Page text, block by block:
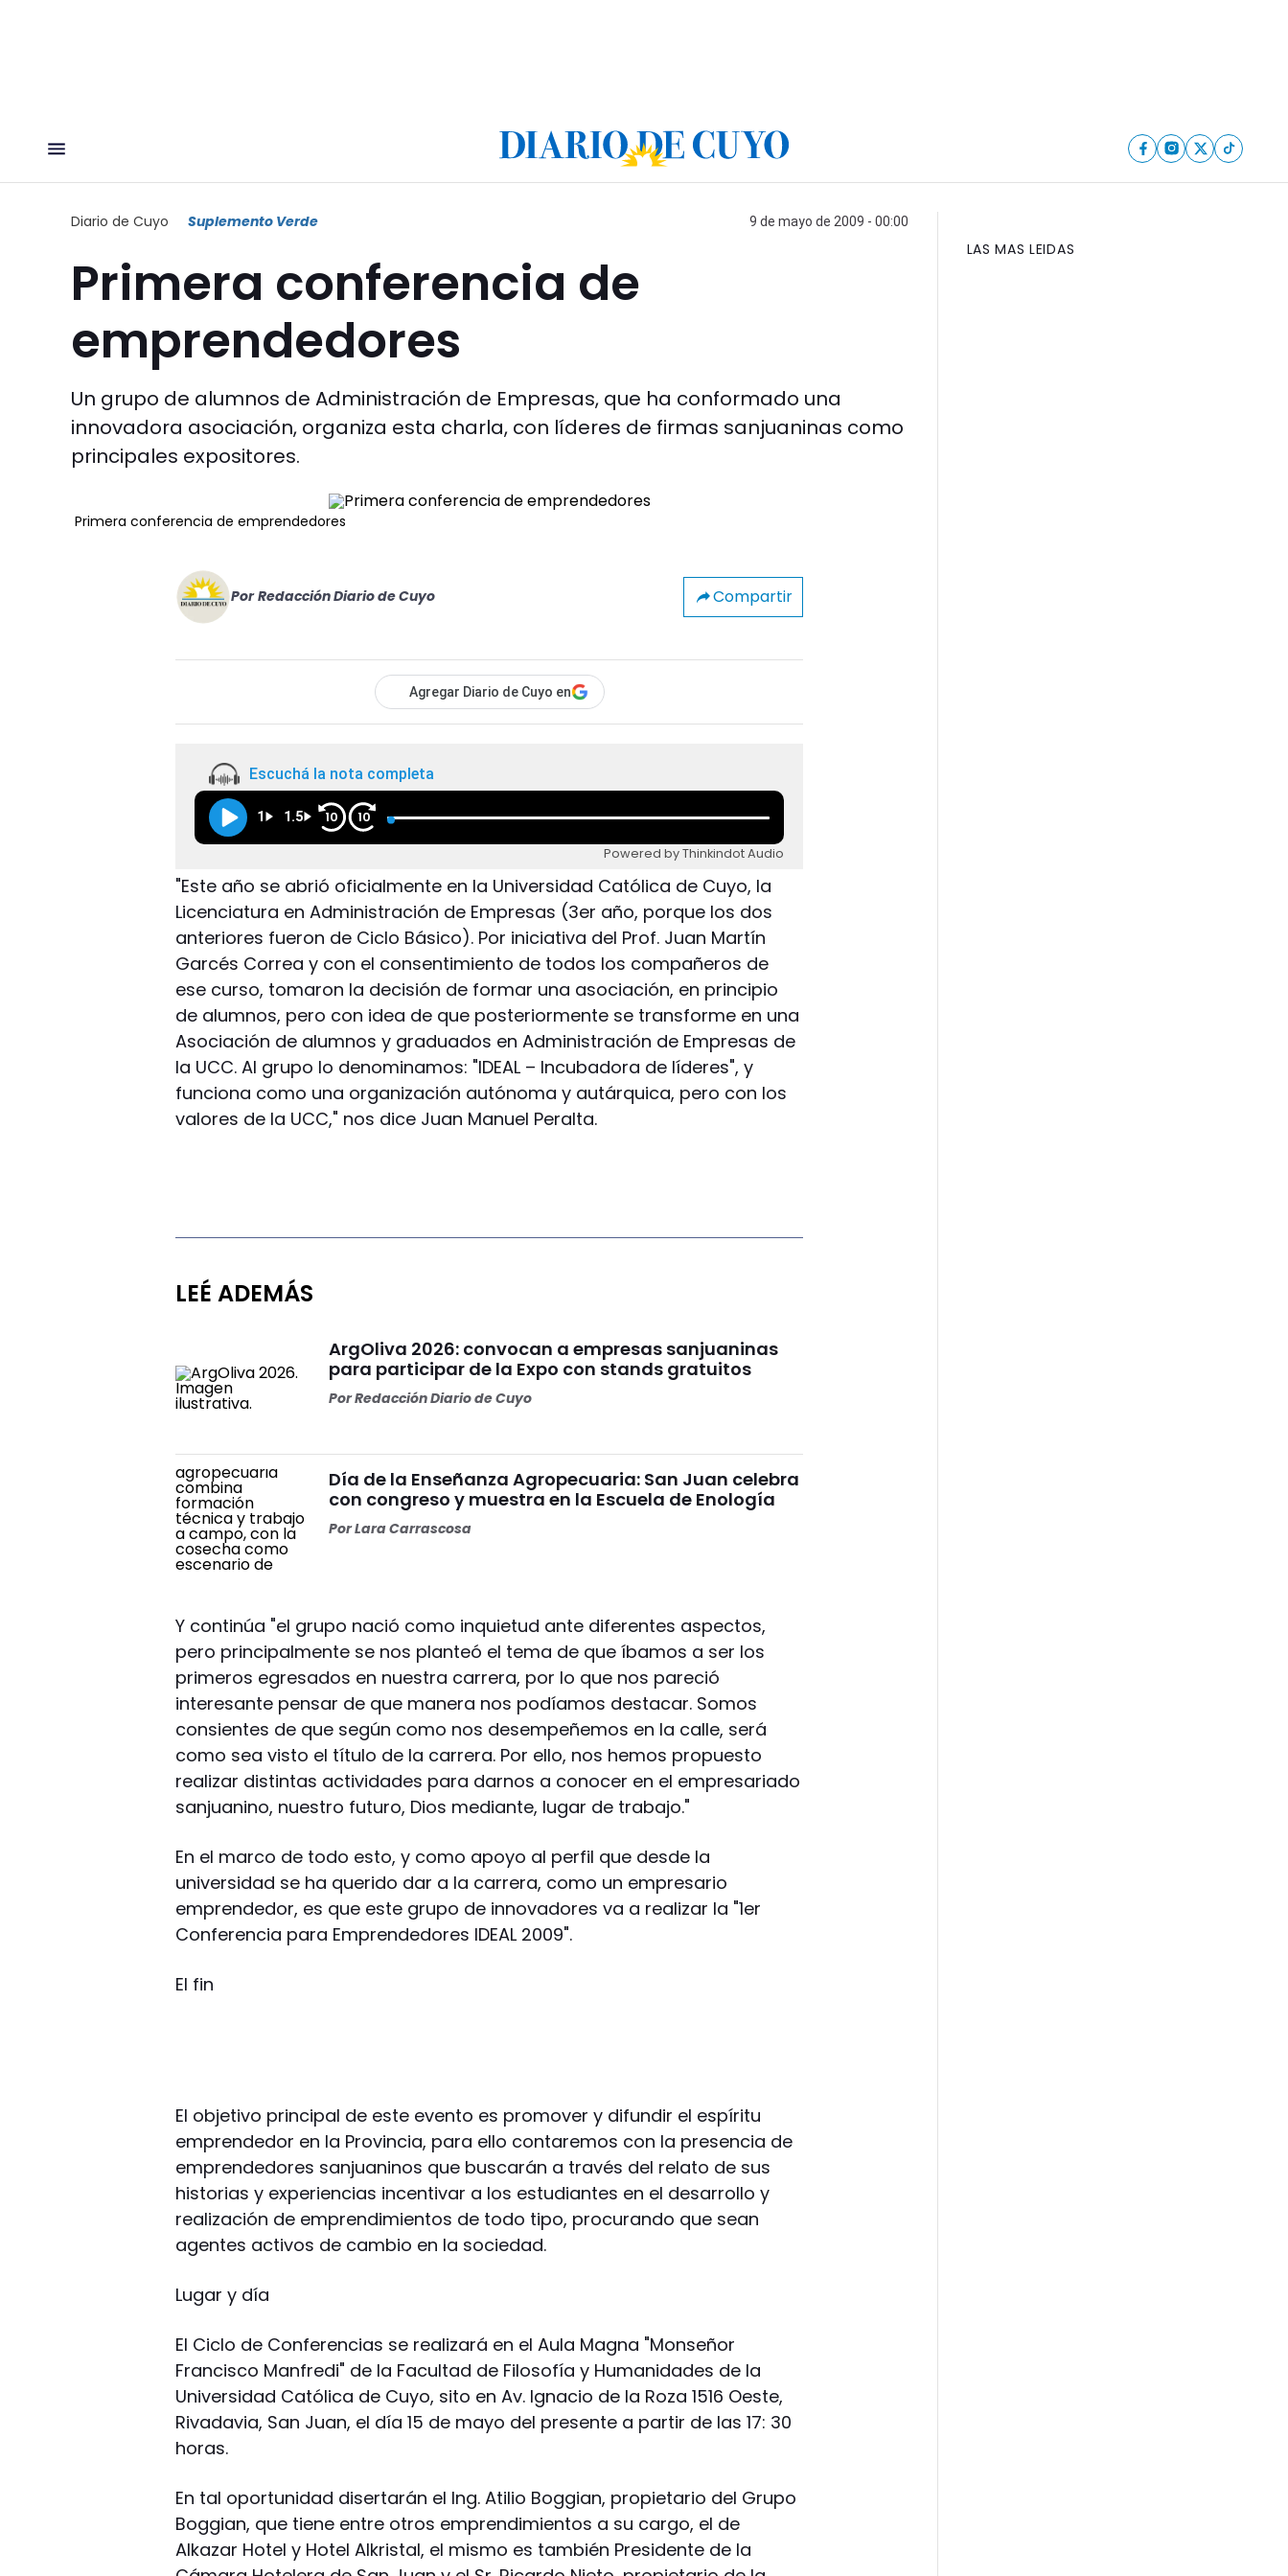
Diario de Cuyo Suplemento Verde 9 de mayo de 2009 - 00:00
Primera conferencia de
emprendedores
Un grupo de alumnos de Administración de Empresas, que ha conformado una
innovadora asociación, organiza esta charla, con líderes de firmas sanjuaninas como
principales expositores.
Primera conferencia de emprendedores
Por Redacción Diario de Cuyo Compartir
Agregar Diario de Cuyo en
Escuchá la nota completa
1 1.5 10 10
Powered by Thinkindot Audio
"Este año se abrió oficialmente en la Universidad Católica de Cuyo, la
Licenciatura en Administración de Empresas (3er año, porque los dos
anteriores fueron de Ciclo Básico). Por iniciativa del Prof. Juan Martín
Garcés Correa y con el consentimiento de todos los compañeros de
ese curso, tomaron la decisión de formar una asociación, en principio
de alumnos, pero con idea de que posteriormente se transforme en una
Asociación de alumnos y graduados en Administración de Empresas de
la UCC. Al grupo lo denominamos: "IDEAL – Incubadora de líderes", y
funciona como una organización autónoma y autárquica, pero con los
valores de la UCC," nos dice Juan Manuel Peralta.
LEÉ ADEMÁS
ArgOliva 2026: convocan a empresas sanjuaninas
para participar de la Expo con stands gratuitos
PorRedacción Diario de Cuyo
Día de la Enseñanza Agropecuaria: San Juan celebra
con congreso y muestra en la Escuela de Enología
PorLara Carrascosa
Y continúa "el grupo nació como inquietud ante diferentes aspectos,
pero principalmente se nos planteó el tema de que íbamos a ser los
primeros egresados en nuestra carrera, por lo que nos pareció
interesante pensar de que manera nos podíamos destacar. Somos
consientes de que según como nos desempeñemos en la calle, será
como sea visto el título de la carrera. Por ello, nos hemos propuesto
realizar distintas actividades para darnos a conocer en el empresariado
sanjuanino, nuestro futuro, Dios mediante, lugar de trabajo."
En el marco de todo esto, y como apoyo al perfil que desde la
universidad se ha querido dar a la carrera, como un empresario
emprendedor, es que este grupo de innovadores va a realizar la "1er
Conferencia para Emprendedores IDEAL 2009".
El fin
El objetivo principal de este evento es promover y difundir el espíritu
emprendedor en la Provincia, para ello contaremos con la presencia de
emprendedores sanjuaninos que buscarán a través del relato de sus
historias y experiencias incentivar a los estudiantes en el desarrollo y
realización de emprendimientos de todo tipo, procurando que sean
agentes activos de cambio en la sociedad.
Lugar y día
El Ciclo de Conferencias se realizará en el Aula Magna "Monseñor
Francisco Manfredi" de la Facultad de Filosofía y Humanidades de la
Universidad Católica de Cuyo, sito en Av. Ignacio de la Roza 1516 Oeste,
Rivadavia, San Juan, el día 15 de mayo del presente a partir de las 17: 30
horas.
En tal oportunidad disertarán el Ing. Atilio Boggian, propietario del Grupo
Boggian, que tiene entre otros emprendimientos a su cargo, el de
Alkazar Hotel y Hotel Alkristal, el mismo es también Presidente de la
LAS MAS LEIDAS